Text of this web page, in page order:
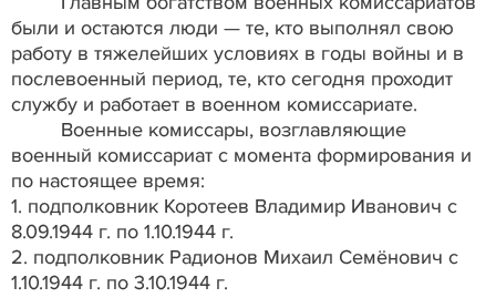
были и остаются люди — те, кто выполнял свою
работу в тяжелейших условиях в годы войны и в
послевоенный период, те, кто сегодня проходит
службу и работает в военном комиссариате.
Военные комиссары, возглавляющие
военный комиссариат с момента формирования и
по настоящее время:
1. подполковник Коротеев Владимир Иванович с
8.09.1944 г. по 1.10.1944 г.
2. подполковник Радионов Михаил Семёнович с
1.10.1944 г. по 3.10.1944 г.